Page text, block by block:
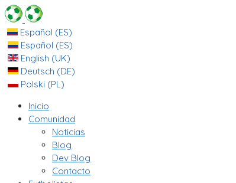
Español (ES)
Español (ES)
English (UK)
Deutsch (DE)
Polski (PL)
Inicio
Comunidad
Noticias
Blog
Dev Blog
Contacto